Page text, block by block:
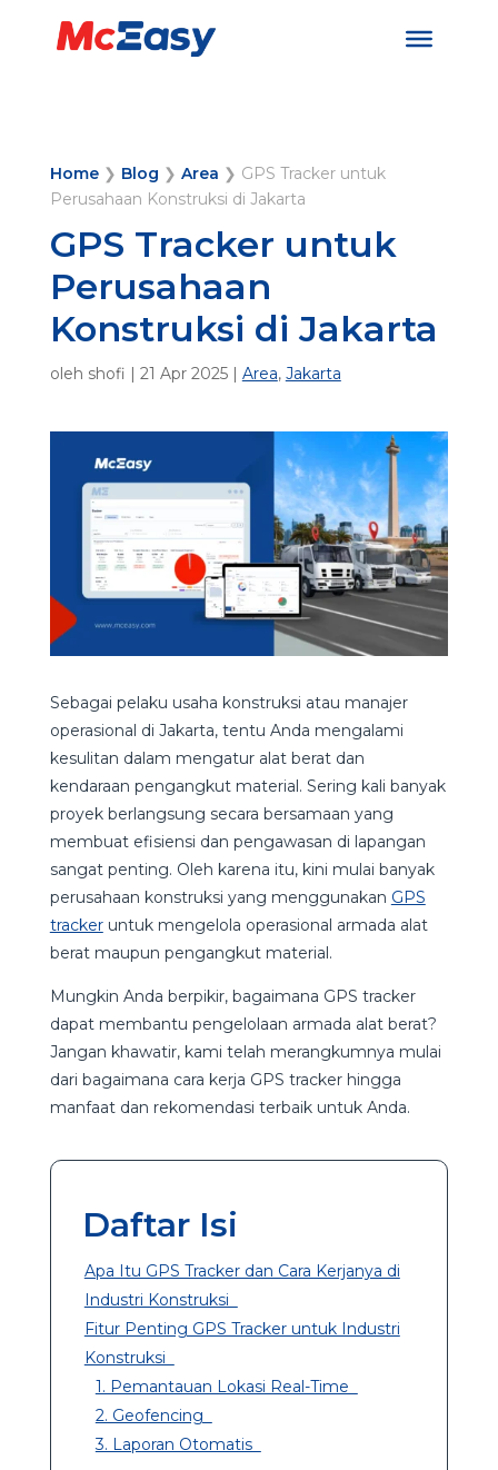
Home❯ Blog ❯ Area ❯ GPS Tracker untuk
Perusahaan Konstruksi di Jakarta
GPS Tracker untuk
Perusahaan
Konstruksi di Jakarta
oleh shofi | 21 Apr 2025| Area, Jakarta
Sebagai pelaku usaha konstruksi atau manajer
operasional di Jakarta, tentu Anda mengalami
kesulitan dalam mengatur alat berat dan
kendaraan pengangkut material. Sering kali banyak
proyek berlangsung secara bersamaan yang
membuat efisiensi dan pengawasan di lapangan
sangat penting. Oleh karena itu, kini mulai banyak
perusahaan konstruksi yang menggunakan GPS
trackeruntuk mengelola operasional armada alat
berat maupun pengangkut material.
Mungkin Anda berpikir, bagaimana GPS tracker
dapat membantu pengelolaan armada alat berat?
Jangan khawatir, kami telah merangkumnya mulai
dari bagaimana cara kerja GPS tracker hingga
manfaat dan rekomendasi terbaik untuk Anda.
Daftar Isi
Apa Itu GPS Tracker dan Cara Kerjanya di
Industri Konstruksi
Fitur Penting GPS Tracker untuk Industri
Konstruksi
1. Pemantauan Lokasi Real-Time
2. Geofencing
3. Laporan Otomatis